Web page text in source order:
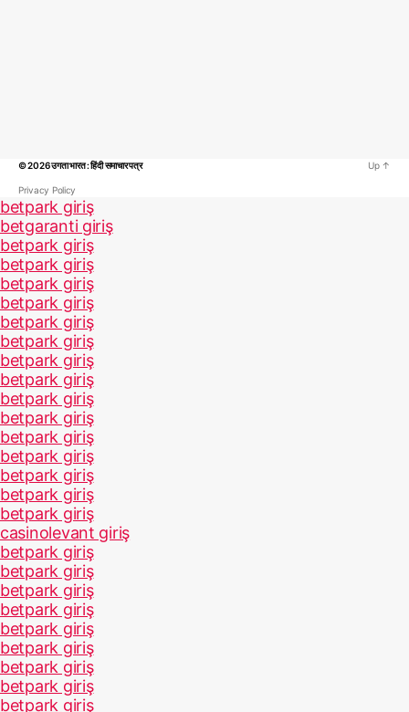
© 2026उगता भारत : हिंदी समाचार पत्र
Privacy Policy
Up ↑
betpark giriş
betgaranti giriş
betpark giriş
betpark giriş
betpark giriş
betpark giriş
betpark giriş
betpark giriş
betpark giriş
betpark giriş
betpark giriş
betpark giriş
betpark giriş
betpark giriş
betpark giriş
betpark giriş
betpark giriş
casinolevant giriş
betpark giriş
betpark giriş
betpark giriş
betpark giriş
betpark giriş
betpark giriş
betpark giriş
betpark giriş
betpark giriş